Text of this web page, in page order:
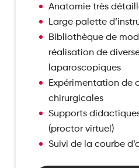
Anatomie très
Large palette
Bibliothèque de
réalisation de
laparoscopiques
Expérimentation de
chirurgicales
Supports
(proctor virtuel)
Suivi de la courbe